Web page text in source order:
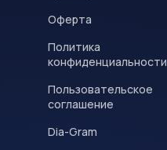
Оферта
Политика
конфиденциальности
Пользовательское
соглашение
Dia-Gram